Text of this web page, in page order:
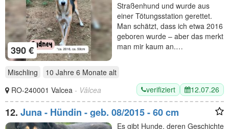
390 €
Straßenhund und wurde aus
einer Tötungsstation gerettet.
Man schätzt, dass ich etwa 2016
geboren wurde – aber das merkt
man mir kaum an.…
Mischling 10 Jahre 6 Monate alt
RO-240001 Valcea - Vâlcea verifiziert 12.07.26
12. Juna - Hündin - geb. 08/2015 - 60 cm
Es gibt Hunde, deren Geschichte